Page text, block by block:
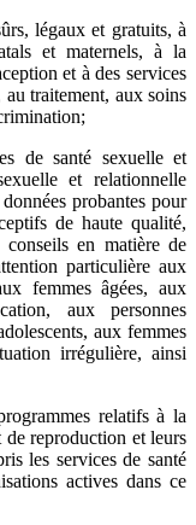
légaux et gratuits, à
et maternels, à la
et à des services
traitement, aux soins
de santé sexuelle et
et relationnelle
probantes pour
de haute qualité,
en matière de
particulière aux
femmes âgées, aux
aux personnes
aux femmes
irrégulière, ainsi
relatifs à la
de reproduction et leurs
les services de santé
actives dans ce